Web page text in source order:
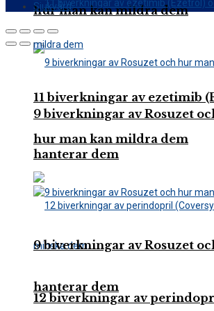
hur man kan mildra dem
9 biverkningar av Rosuzet
hanterar dem
12 biverkningar av
11 biverkningar av ezetimib
hur man kan mildra dem
9 biverkningar av Rosuzet
hanterar dem
Sjukvård